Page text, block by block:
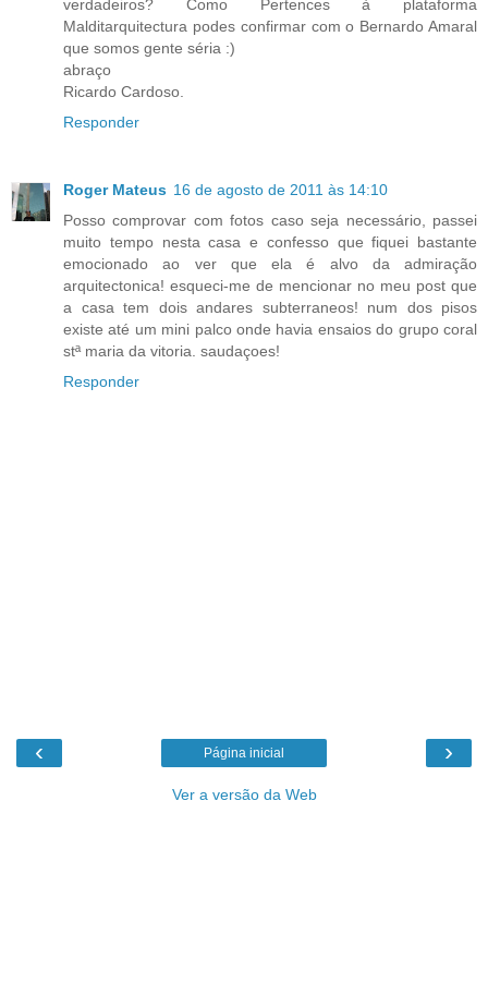
verdadeiros? Como Pertences à plataforma
Malditarquitectura podes confirmar com o Bernardo Amaral
que somos gente séria :)
abraço
Ricardo Cardoso.
Responder
Roger Mateus 16 de agosto de 2011 às 14:10
Posso comprovar com fotos caso seja necessário, passei
muito tempo nesta casa e confesso que fiquei bastante
emocionado ao ver que ela é alvo da admiração
arquitectonica! esqueci-me de mencionar no meu post que
a casa tem dois andares subterraneos! num dos pisos
existe até um mini palco onde havia ensaios do grupo coral
stª maria da vitoria. saudaçoes!
Responder
‹ ›
Página inicial
Ver a versão da Web